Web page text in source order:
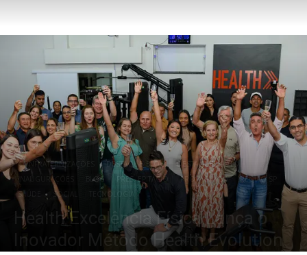
CONFRATERNIZAÇÕES DESTAQUE_BLOG
DESTAQUES FOTO
INAUGURAÇÕES
BLOG PRES. EPITÁCIO PROPAGANDA
REGIÃO SP
SAÚDE
SOCIAL TECNOLOGIA
Health Excelência Física Lança o
Inovador Método Health Evolution